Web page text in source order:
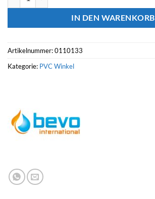
IN DEN WARENKORB
Artikelnummer:0110133
Kategorie: PVC Winkel